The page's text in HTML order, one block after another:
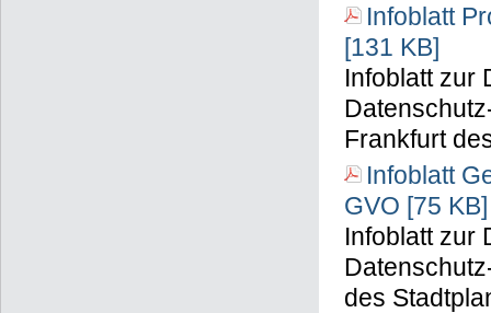
Infoblatt
[131 KB]
Infoblatt zur
Frankfurt
Infoblatt
GVO [75 KB]
Infoblatt zur
des